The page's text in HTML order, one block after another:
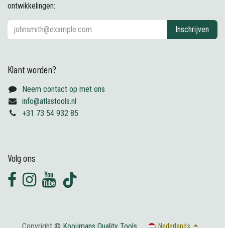
ontwikkelingen:
Inschrijven
Klant worden?
Neem contact op met ons
info@atlastools.nl
+31 73 54 932 85
Volg ons
Copyright © Kooijmans Quality Tools Nederlands